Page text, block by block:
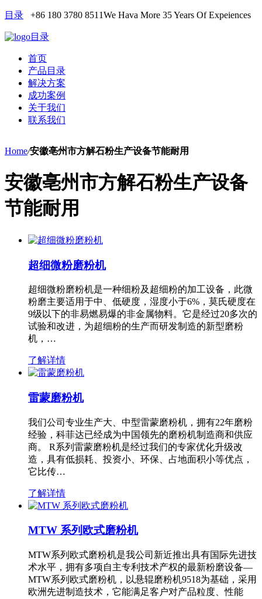
目录 +86 180 3780 8511We Hava More 35 Years Of Expeiences
目录
首页
产品目录
解决方案
成功案例
关于我们
联系我们
Home/安徽亳州市方解石粉生产设备节能耐用
安徽亳州市方解石粉生产设备
节能耐用
超细微粉磨粉机
超细微粉磨粉机是一种细粉及超细粉的加工设备，此微
粉磨主要适用于中、低硬度，湿度小于6%，莫氏硬度在
9级以下的非易燃易爆的非金属物料。它是经过20多次的
试验和改进，为超细粉的生产而研发制造的新型磨粉
机，…
了解详情
雷蒙磨粉机
我们公司专业生产大、中型雷蒙磨粉机，拥有22年磨粉
经验，科菲达已经成为中国领先的磨粉机制造商和供应
商。 R系列雷蒙磨粉机是经过我们的专家优化升级改
造，具有低损耗、投资小、环保、占地面积小等优点，
它比传…
了解详情
MTW 系列欧式磨粉机
MTW系列欧式磨粉机是我公司新近推出具有国际先进技
术水平，拥有多项自主专利技术产权的最新粉磨设备—
MTW系列欧式磨粉机，以悬辊磨粉机9518为基础，采用
欧洲先进制造技术，它能满足客户对产品粒度、性能